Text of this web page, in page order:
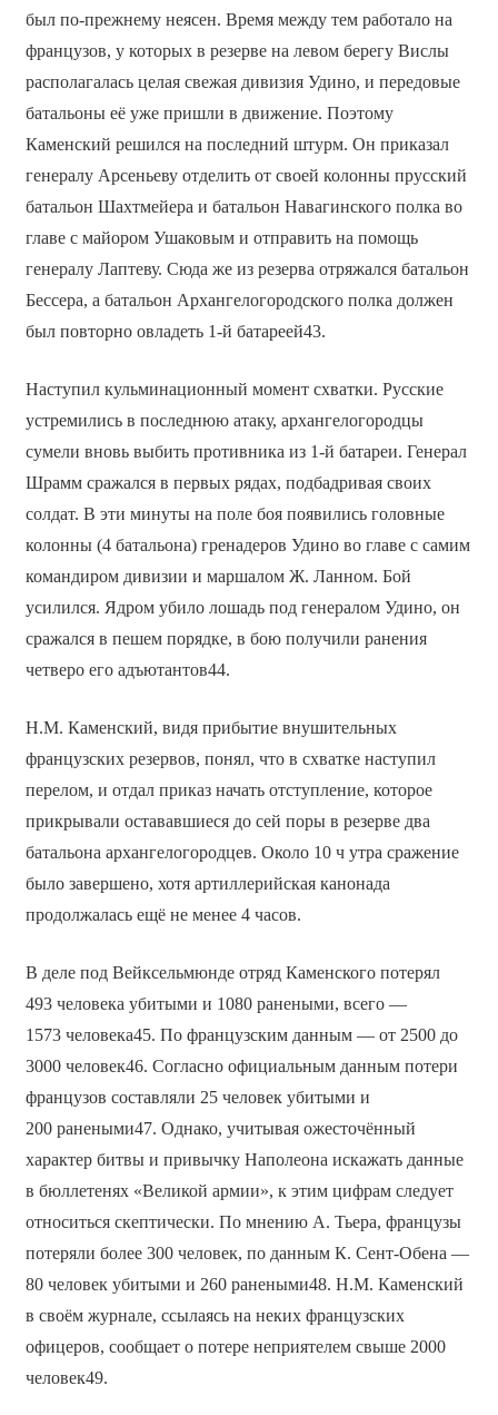
был по-прежнему неясен. Время между тем работало на
французов, у которых в резерве на левом берегу Вислы
располагалась целая свежая дивизия Удино, и передовые
батальоны её уже пришли в движение. Поэтому
Каменский решился на последний штурм. Он приказал
генералу Арсеньеву отделить от своей колонны прусский
батальон Шахтмейера и батальон Навагинского полка во
главе с майором Ушаковым и отправить на помощь
генералу Лаптеву. Сюда же из резерва отряжался батальон
Бессера, а батальон Архангелогородского полка должен
был повторно овладеть 1-й батареей43.
Наступил кульминационный момент схватки. Русские
устремились в последнюю атаку, архангелогородцы
сумели вновь выбить противника из 1-й батареи. Генерал
Шрамм сражался в первых рядах, подбадривая своих
солдат. В эти минуты на поле боя появились головные
колонны (4 батальона) гренадеров Удино во главе с самим
командиром дивизии и маршалом Ж. Ланном. Бой
усилился. Ядром убило лошадь под генералом Удино, он
сражался в пешем порядке, в бою получили ранения
четверо его адъютантов44.
Н.М. Каменский, видя прибытие внушительных
французских резервов, понял, что в схватке наступил
перелом, и отдал приказ начать отступление, которое
прикрывали остававшиеся до сей поры в резерве два
батальона архангелогородцев. Около 10 ч утра сражение
было завершено, хотя артиллерийская канонада
продолжалась ещё не менее 4 часов.
В деле под Вейксельмюнде отряд Каменского потерял
493 человека убитыми и 1080 ранеными, всего —
1573 человека45. По французским данным — от 2500 до
3000 человек46. Согласно официальным данным потери
французов составляли 25 человек убитыми и
200 ранеными47. Однако, учитывая ожесточённый
характер битвы и привычку Наполеона искажать данные
в бюллетенях «Великой армии», к этим цифрам следует
относиться скептически. По мнению А. Тьера, французы
потеряли более 300 человек, по данным К. Сент-Обена —
80 человек убитыми и 260 ранеными48. Н.М. Каменский
в своём журнале, ссылаясь на неких французских
офицеров, сообщает о потере неприятелем свыше 2000
человек49.